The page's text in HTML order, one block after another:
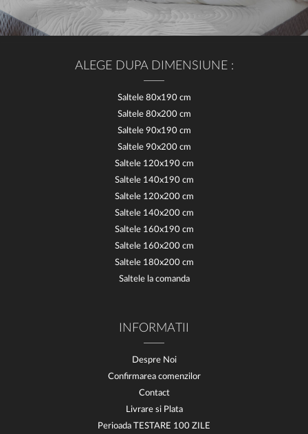
ALEGE DUPA DIMENSIUNE :
Saltele 80x190 cm
Saltele 80x200 cm
Saltele 90x190 cm
Saltele 90x200 cm
Saltele 120x190 cm
Saltele 140x190 cm
Saltele 120x200 cm
Saltele 140x200 cm
Saltele 160x190 cm
Saltele 160x200 cm
Saltele 180x200 cm
Saltele la comanda
INFORMATII
Despre Noi
Confirmarea comenzilor
Contact
Livrare si Plata
Perioada TESTARE 100 ZILE